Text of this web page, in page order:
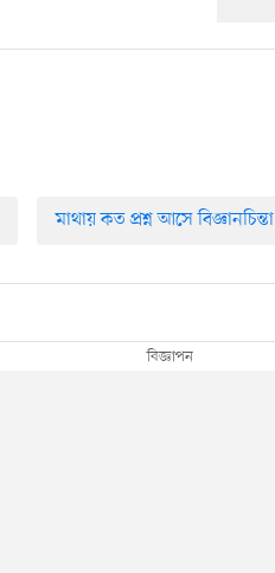
মাথায় কত প্রশ্ন আসে বিজ্ঞানচিন্তা